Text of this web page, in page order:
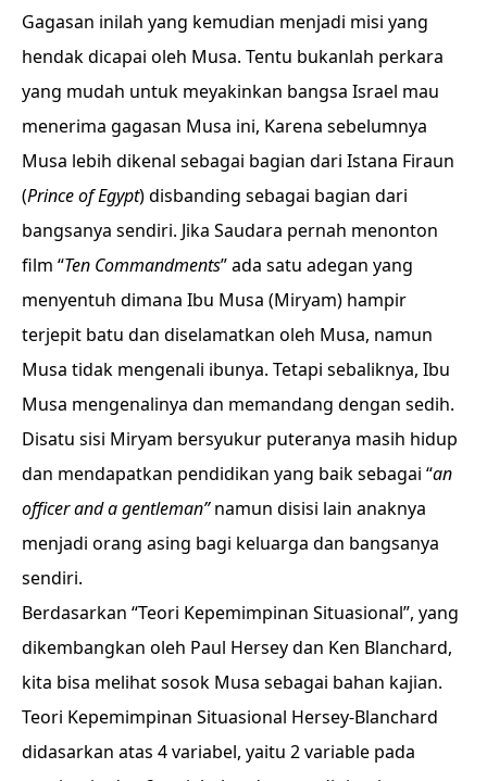
Gagasan inilah yang kemudian menjadi misi yang
hendak dicapai oleh Musa. Tentu bukanlah perkara
yang mudah untuk meyakinkan bangsa Israel mau
menerima gagasan Musa ini, Karena sebelumnya
Musa lebih dikenal sebagai bagian dari Istana Firaun
(Prince of Egypt) disbanding sebagai bagian dari
bangsanya sendiri. Jika Saudara pernah menonton
film “Ten Commandments” ada satu adegan yang
menyentuh dimana Ibu Musa (Miryam) hampir
terjepit batu dan diselamatkan oleh Musa, namun
Musa tidak mengenali ibunya. Tetapi sebaliknya, Ibu
Musa mengenalinya dan memandang dengan sedih.
Disatu sisi Miryam bersyukur puteranya masih hidup
dan mendapatkan pendidikan yang baik sebagai “an
officer and a gentleman”namun disisi lain anaknya
menjadi orang asing bagi keluarga dan bangsanya
sendiri.
Berdasarkan “Teori Kepemimpinan Situasional”, yang
dikembangkan oleh Paul Hersey dan Ken Blanchard,
kita bisa melihat sosok Musa sebagai bahan kajian.
Teori Kepemimpinan Situasional Hersey-Blanchard
didasarkan atas 4 variabel, yaitu 2 variable pada